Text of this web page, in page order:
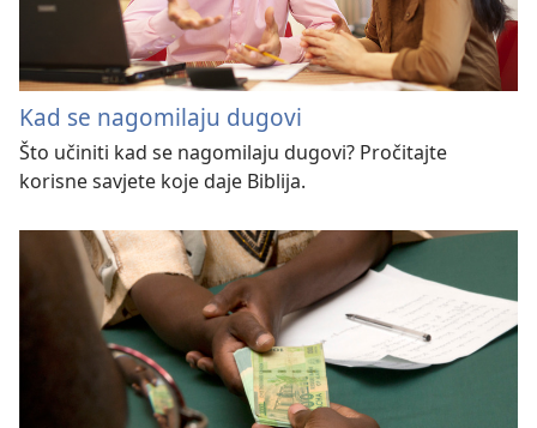
Kad se nagomilaju dugovi
Što učiniti kad se nagomilaju dugovi? Pročitajte
korisne savjete koje daje Biblija.